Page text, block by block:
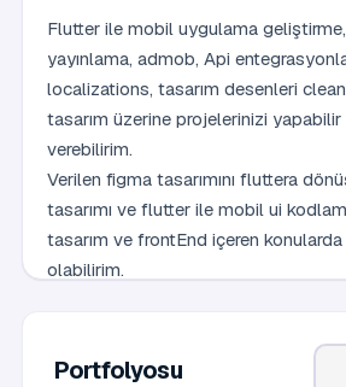
Flutter ile mobil uygulama
yayınlama, admob, Api
localizations, tasarım desenleri
tasarım üzerine projelerinizi
verebilirim.
Verilen figma tasarımını fluttera
tasarımı ve flutter ile mobil ui
tasarım ve frontEnd içeren konularda
olabilirim.
Portfolyosu